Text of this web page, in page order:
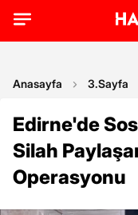
Anasayfa 3.Sayfa
Edirne'de
Silah
Operasyonu